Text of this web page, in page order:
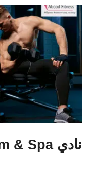
نادي H2O Gym & Spa